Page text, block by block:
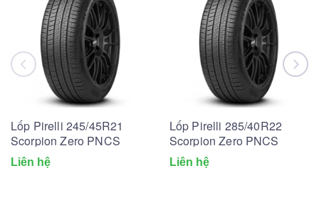
Lốp Pirelli 245/45R21
Scorpion Zero PNCS
Liên hệ
Lốp Pirelli 285/40R22
Scorpion Zero PNCS
Liên hệ